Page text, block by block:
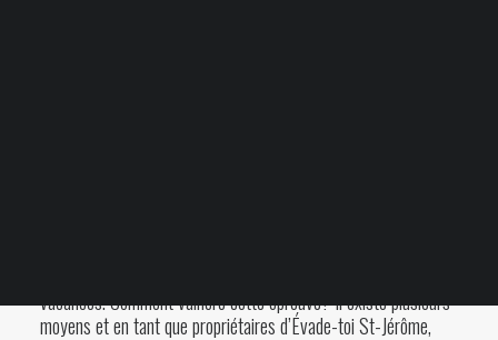
vacances. Comment vaincre cette épreuve? Il existe plusieurs
moyens et en tant que propriétaires d’Évade-toi St-Jérôme,